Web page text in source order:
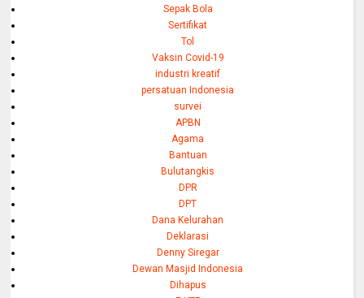
Sepak Bola
Sertifikat
Tol
Vaksin Covid-19
industri kreatif
persatuan Indonesia
survei
APBN
Agama
Bantuan
Bulutangkis
DPR
DPT
Dana Kelurahan
Deklarasi
Denny Siregar
Dewan Masjid Indonesia
Dihapus